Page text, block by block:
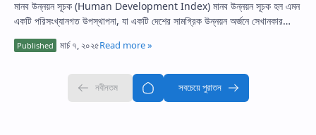
মানব উন্নয়ন সূচক (Human Development Index) মানব উন্নয়ন সূচক হল এমন
একটি পরিসংখ্যানগত উপস্থাপনা, যা একটি দেশের সামগ্রিক উন্নয়ন অর্জনে সেখানকার